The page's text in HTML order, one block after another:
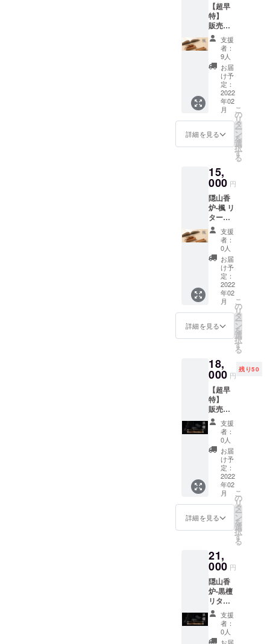
【超早
特】
販売予
定価格
より
3,000円
OFF 限
定50
セット
隠山香
炉-楓 リ
ターン
内容 ・
隠山香
炉-楓
+富山香
香 1
セット
カナ
ダ産楓
を使用
一般販
売価格
15,000
円（税
込）の
とこ
ろ、超
早特
3,000円
OFF12,
000円 ※
送料込
※ご注文
状況、
使用部
材の供
給状
況、製
造工程
上の都
合等に
より出
荷時期
が遅れ
る場合
がござ
いま
す。予
めご了
支援
者：
9人
お届
け予
定：
2022
年02
月
詳細を見る
こ
の
リ
タ
ー
ン
を
選
択
す
る
15,
000 円
隠山香
炉-楓 リ
ターン
内容 ・
隠山香
炉-楓
+富山香
堂お
香 1
セット
カナ
ダ産楓
を使用
一般販
売価格
15,000
込） ※
送料込
み、税
込価格
です。
※ご注文
状況、
使用部
材の供
給状
況、製
造工程
上の都
合等に
より出
荷時期
が遅れ
す。予
めご了
承くだ
さい。
支援
者：
0人
お届
け予
定：
2022
年02
月
詳細を見る
こ
の
リ
タ
ー
ン
を
選
択
す
る
18,
000 円
残り50
【超早
特】
販売予
定価格
より
3,000円
OFF 限
定50
セット
隠山香
炉-黒檀
リター
ン内容
・隠山
香炉-楓
黒檀+富
お香 1
セット
アフ
リカ産
黒檀を
使用 一
般販売
価格
21,000
円（税
支援
者：
0人
お届
け予
定：
2022
年02
月
詳細を見る
こ
の
リ
タ
ー
ン
を
選
択
す
る
21,
000 円
隠山香
炉-黒檀
リター
ン内容
・隠山
香炉-楓
黒檀+富
支援
者：
0人